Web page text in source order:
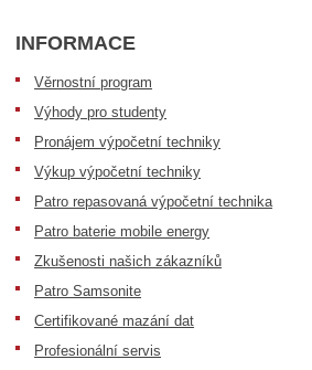
INFORMACE
Věrnostní program
Výhody pro studenty
Pronájem výpočetní techniky
Výkup výpočetní techniky
Patro repasovaná výpočetní technika
Patro baterie mobile energy
Zkušenosti našich zákazníků
Patro Samsonite
Certifikované mazání dat
Profesionální servis